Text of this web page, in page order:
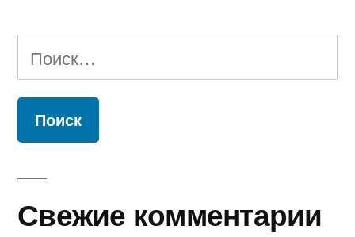
Найти:
Свежие комментарии